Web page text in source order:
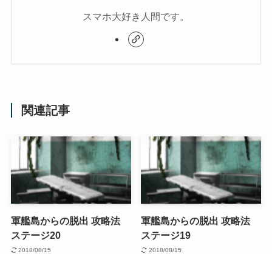
スマホ大好き人間です。
関連記事
軍艦島からの脱出 攻略法
ステージ20
2018/08/15
軍艦島からの脱出 攻略法
ステージ19
2018/08/15